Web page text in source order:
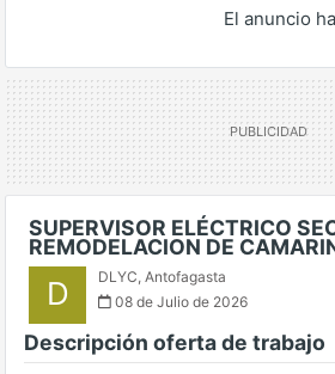
El anuncio
SUPERVISOR ELÉCTRICO
REMODELACION DE
D DLYC, Antofagasta
08 de Julio de 2026
Descripción oferta de trabajo